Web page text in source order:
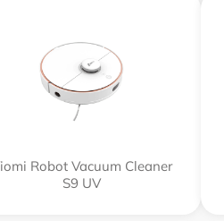
Robot Vacuum Cleaner
S9 UV